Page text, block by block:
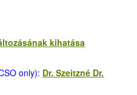
kihatása
only): Dr. Szeitzné Dr.